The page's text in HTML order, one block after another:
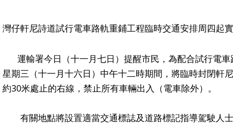
灣仔軒尼詩道試行電車路軌重鋪工程臨時交通安排周四起
運輸署今日（十一月七日）提醒市民，為配合試行電
星期三（十一月十六日）中午十二時期間，將臨時封閉軒
約30米處止的右線，禁止所有車輛出入（電車除外）。
有關地點將設置適當交通標誌及道路標記指導駕駛人士